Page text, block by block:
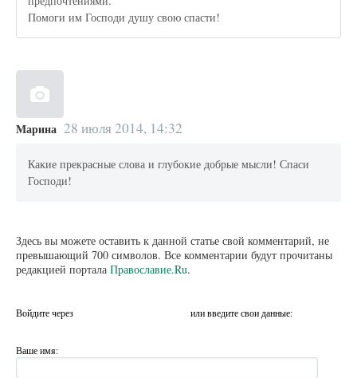
Помоги им Господи душу свою спасти!
Марина 28 июля 2014, 14:32
Какие прекрасные слова и глубокие добрые мысли! Спаси
Господи!
Здесь вы можете оставить к данной статье свой комментарий, не
превышающий 700 символов. Все комментарии будут прочитаны
редакцией портала Православие.Ru.
Войдите через или введите свои данные:
Ваше имя: